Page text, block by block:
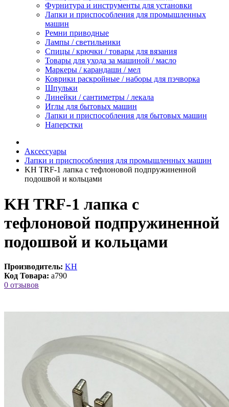
Фурнитура и инструменты для установки
Лапки и приспособления для промышленных
машин
Ремни приводные
Лампы / светильники
Спицы / крючки / товары для вязания
Товары для ухода за машиной / масло
Маркеры / карандаши / мел
Коврики раскройные / наборы для пэчворка
Шпульки
Линейки / сантиметры / лекала
Иглы для бытовых машин
Лапки и приспособления для бытовых машин
Наперстки
Аксессуары
Лапки и приспособления для промышленных машин
KH TRF-1 лапка с тефлоновой подпружиненной
подошвой и кольцами
KH TRF-1 лапка с
тефлоновой подпружиненной
подошвой и кольцами
Производитель: KH
Код Товара: a790
0 отзывов